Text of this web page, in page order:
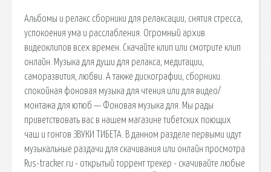
Альбомы и релакс сборники для релаксации, снятия стресса,
успокоения ума и расслабления. Огромный архив
видеоклипов всех времен. Скачайте клип или смотрите клип
онлайн. Музыка для души для релакса, медитации,
саморазвития, любви. А также дискографии, сборники.
спокойная фоновая музыка для чтения или для видео/
монтажа для ютюб — Фоновая музыка для. Мы рады
приветствовать вас в нашем магазине тибетских поющих
чаш и гонгов ЗВУКИ ТИБЕТА. В данном разделе первыми идут
музыкальные раздачи для скачивания или онлайн просмотра
Rus-tracker.ru - открытый торрент трекер - скачивайте любые